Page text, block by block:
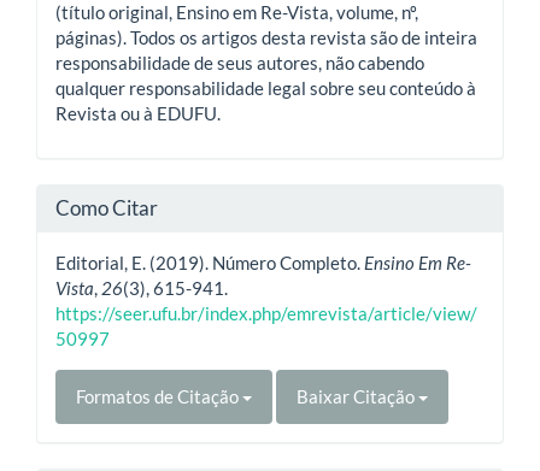
(título original, Ensino em Re-Vista, volume, nº,
páginas). Todos os artigos desta revista são de inteira
responsabilidade de seus autores, não cabendo
qualquer responsabilidade legal sobre seu conteúdo à
Revista ou à EDUFU.
Como Citar
Editorial, E. (2019). Número Completo. Ensino Em Re-
Vista, 26(3), 615-941.
https://seer.ufu.br/index.php/emrevista/article/view/
50997
Formatos de Citação Baixar Citação